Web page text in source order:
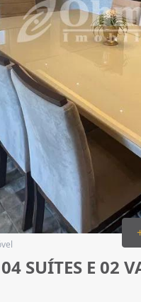
SUÍTES E 02